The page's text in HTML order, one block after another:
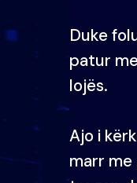
Duke
patur
lojës.
Ajo i
marr